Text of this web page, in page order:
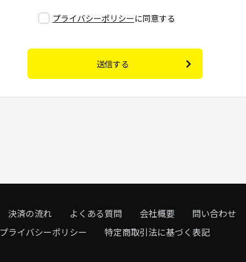
プライバシーポリシーに同意する
送信する
決済の流れ よくある質問 会社概要
問い合わせ
プライバシーポリシー 特定商取引法に基づく表記